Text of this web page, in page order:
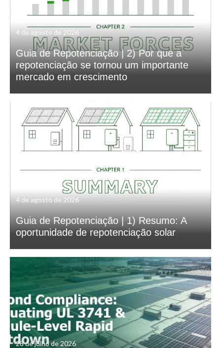
4 de agosto de 2026
Guia de Repotenciação | 2) Por que a
repotenciação se tornou um importante
mercado em crescimento
4 de agosto de 2026
Guia de Repotenciação | 1) Resumo: A
oportunidade de repotenciação solar
28 de julho de 2026